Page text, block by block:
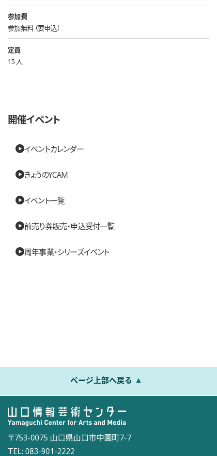
参加費
参加無料 要申込
定員
15 人
開催イベント
イベントカレンダー
きょうのYCAM
イベント一覧
前売り券販売・申込受付一覧
周年事業・シリーズイベント
ページ上部へ戻る
〒753-0075 山口県山口市中園町7-7
TEL: 083-901-2222